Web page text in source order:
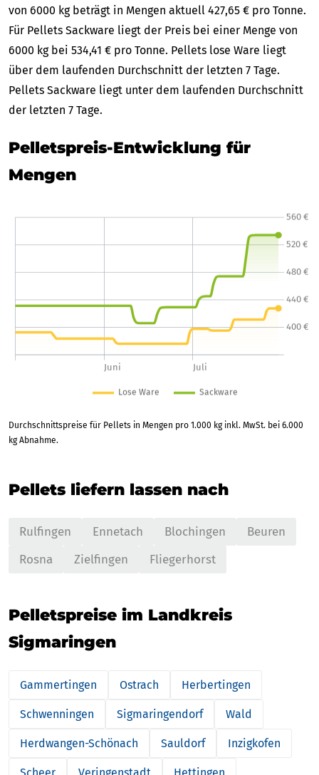
von 6000 kg beträgt in Mengen aktuell 427,65 € pro Tonne.
Für Pellets Sackware liegt der Preis bei einer Menge von
6000 kg bei 534,41 € pro Tonne. Pellets lose Ware liegt
über dem laufenden Durchschnitt der letzten 7 Tage.
Pellets Sackware liegt unter dem laufenden Durchschnitt
der letzten 7 Tage.
Pelletspreis-Entwicklung für
Mengen
Durchschnittspreise für Pellets in Mengen pro 1.000 kg inkl. MwSt. bei 6.000
kg Abnahme.
Pellets liefern lassen nach
Rulfingen Ennetach Blochingen
Beuren
Rosna
Zielfingen Fliegerhorst
Pelletspreise im Landkreis
Sigmaringen
Gammertingen Ostrach Herbertingen
Schwenningen Sigmaringendorf Wald
Herdwangen-Schönach Sauldorf Inzigkofen